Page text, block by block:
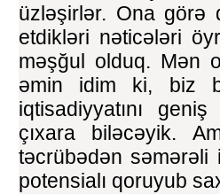
üzləşirlər. Ona görə
etdikləri nəticələri
məşğul olduq. Mən
əmin idim ki, biz
iqtisadiyyatını
çıxara biləcəyik.
təcrübədən səmərəli
potensialı qoruyub